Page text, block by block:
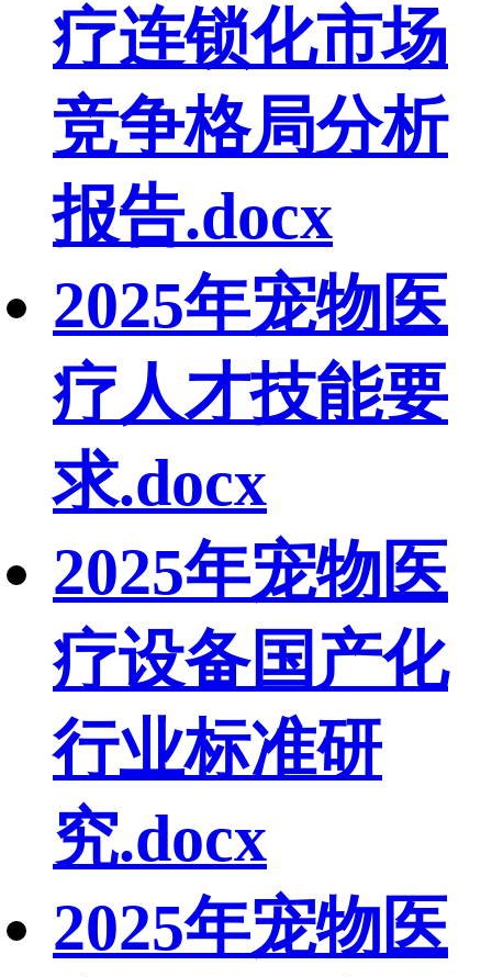
疗连锁化市场
竞争格局分析
报告.docx
2025年宠物医
疗人才技能要
求.docx
2025年宠物医
疗设备国产化
行业标准研
究.docx
2025年宠物医